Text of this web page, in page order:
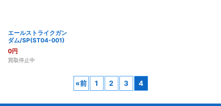
エールストライクガン
ダム/SP(ST04-001)
0円
買取停止中
«前 1 2 3 4